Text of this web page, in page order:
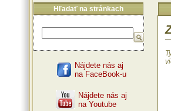
Hľadať na stránkach
Nájdete nás aj
na FaceBook-u
Nájdete nás aj
na Youtube